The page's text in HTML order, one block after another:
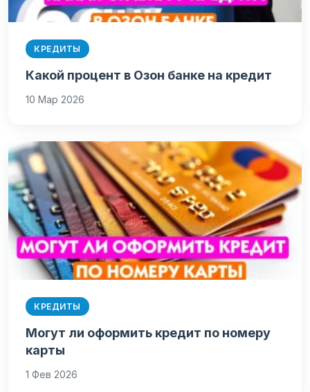
КРЕДИТЫ
Какой процент в Озон банке на кредит
10 Мар 2026
КРЕДИТЫ
Могут ли оформить кредит по номеру
карты
1 Фев 2026